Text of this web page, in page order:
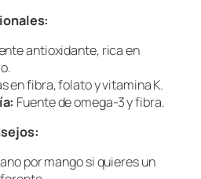
antioxidante, rica en
en fibra, folato y vitamina K.
Fuente de omega-3 y fibra.
por mango si quieres un